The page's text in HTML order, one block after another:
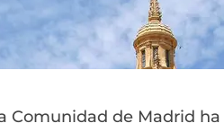
Comunidad de Madrid